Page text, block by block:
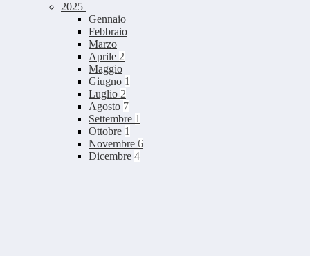
2025
Gennaio
Febbraio
Marzo
Aprile 2
Maggio
Giugno 1
Luglio 2
Agosto 7
Settembre 1
Ottobre 1
Novembre 6
Dicembre 4